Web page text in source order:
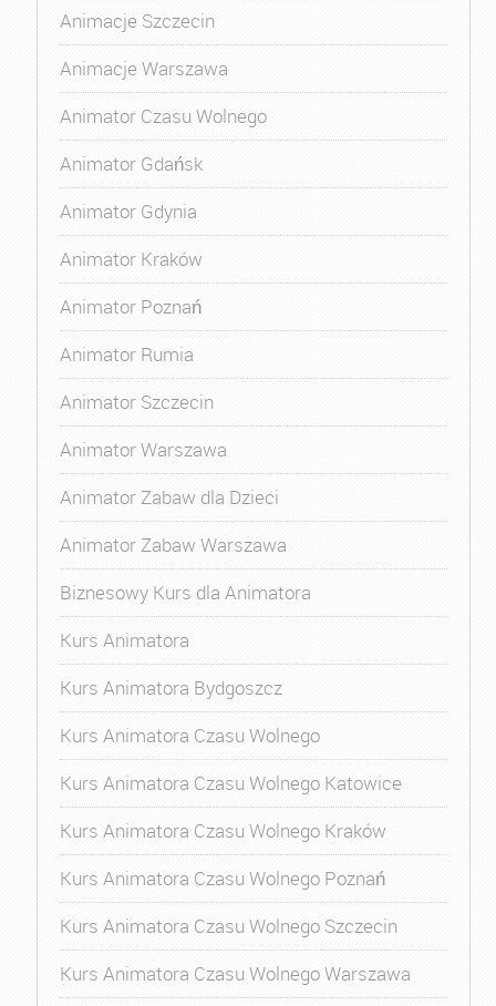
Animacje Szczecin
Animacje Warszawa
Animator Czasu Wolnego
Animator Gdańsk
Animator Gdynia
Animator Kraków
Animator Poznań
Animator Rumia
Animator Szczecin
Animator Warszawa
Animator Zabaw dla Dzieci
Animator Zabaw Warszawa
Biznesowy Kurs dla Animatora
Kurs Animatora
Kurs Animatora Bydgoszcz
Kurs Animatora Czasu Wolnego
Kurs Animatora Czasu Wolnego Katowice
Kurs Animatora Czasu Wolnego Kraków
Kurs Animatora Czasu Wolnego Poznań
Kurs Animatora Czasu Wolnego Szczecin
Kurs Animatora Czasu Wolnego Warszawa